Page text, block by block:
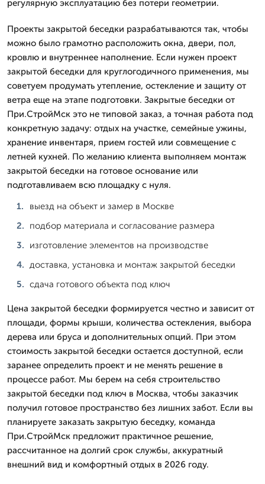
регулярную эксплуатацию без потери геометрии.
Проекты закрытой беседки разрабатываются так, чтобы
можно было грамотно расположить окна, двери, пол,
кровлю и внутреннее наполнение. Если нужен проект
закрытой беседки для круглогодичного применения, мы
советуем продумать утепление, остекление и защиту от
ветра еще на этапе подготовки. Закрытые беседки от
При.СтройМск это не типовой заказ, а точная работа под
конкретную задачу: отдых на участке, семейные ужины,
хранение инвентаря, прием гостей или совмещение с
летней кухней. По желанию клиента выполняем монтаж
закрытой беседки на готовое основание или
подготавливаем всю площадку с нуля.
выезд на объект и замер в Москве
подбор материала и согласование размера
изготовление элементов на производстве
доставка, установка и монтаж закрытой беседки
сдача готового объекта под ключ
Цена закрытой беседки формируется честно и зависит от
площади, формы крыши, количества остекления, выбора
дерева или бруса и дополнительных опций. При этом
стоимость закрытой беседки остается доступной, если
заранее определить проект и не менять решение в
процессе работ. Мы берем на себя строительство
закрытой беседки под ключ в Москва, чтобы заказчик
получил готовое пространство без лишних забот. Если вы
планируете заказать закрытую беседку, команда
При.СтройМск предложит практичное решение,
рассчитанное на долгий срок службы, аккуратный
внешний вид и комфортный отдых в 2026 году.